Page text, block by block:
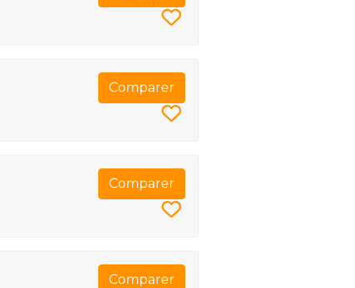
Comparer
Comparer
Comparer